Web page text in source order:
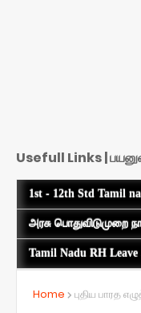
Usefull Links |
1st - 12th Std Tamil
அரசு பொதுவிடுமுறை
Tamil Nadu RH Leave
Home புதிய பாரத